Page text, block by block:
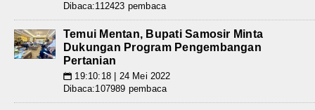
Dibaca:112423 pembaca
Temui Mentan, Bupati Samosir Minta
Dukungan Program Pengembangan
Pertanian
📅 19:10:18 | 24 Mei 2022
Dibaca:107989 pembaca